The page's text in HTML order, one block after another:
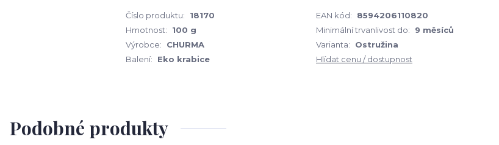
Číslo produktu: 18170 EAN kód:
8594206110820
Hmotnost:
100 g Minimální trvanlivost do:
9 měsíců
Výrobce:
CHURMA Varianta:
Ostružina
Balení:
Eko krabice Hlídat cenu / dostupnost
Podobné produkty